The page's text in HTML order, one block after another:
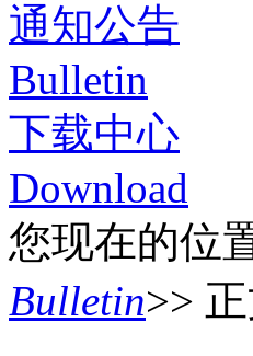
通知公告
Bulletin
下载中心
Download
您现在的位
Bulletin>>